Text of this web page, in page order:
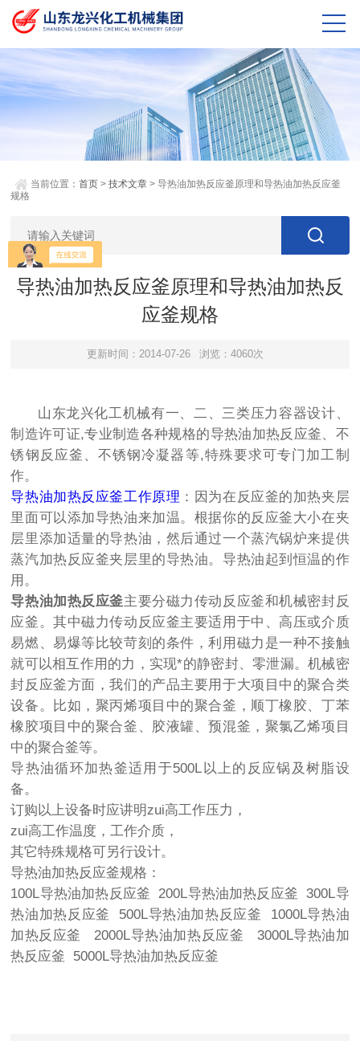
当前位置：首页 >技术文章 > 导热油加热反应釜原理和导热油加热反应釜
规格
导热油加热反应釜原理和导热油加热反
应釜规格
更新时间：2014-07-26 浏览：4060次
山东龙兴化工机械有一、二、三类压力容器设计、
制造许可证,专业制造各种规格的导热油加热反应釜、不
锈钢反应釜、不锈钢冷凝器等,特殊要求可专门加工制
作。
导热油加热反应釜工作原理 ：因为在反应釜的加热夹层
里面可以添加导热油来加温。根据你的反应釜大小在夹
层里添加适量的导热油，然后通过一个蒸汽锅炉来提供
蒸汽加热反应釜夹层里的导热油。导热油起到恒温的作
用。
导热油加热反应釜主要分磁力传动反应釜和机械密封反
应釜。其中磁力传动反应釜主要适用于中、高压或介质
易燃、易爆等比较苛刻的条件，利用磁力是一种不接触
就可以相互作用的力，实现*的静密封、零泄漏。机械密
封反应釜方面，我们的产品主要用于大项目中的聚合类
设备。比如，聚丙烯项目中的聚合釜，顺丁橡胶、丁苯
橡胶项目中的聚合釜、胶液罐、预混釜，聚氯乙烯项目
中的聚合釜等。
导热油循环加热釜适用于500L以上的反应锅及树脂设
备。
订购以上设备时应讲明zui高工作压力，
zui高工作温度，工作介质，
其它特殊规格可另行设计。
导热油加热反应釜规格：
100L导热油加热反应釜 200L导热油加热反应釜 300L导
热油加热反应釜 500L导热油加热反应釜 1000L导热油
加热反应釜 2000L导热油加热反应釜 3000L导热油加
热反应釜 5000L导热油加热反应釜